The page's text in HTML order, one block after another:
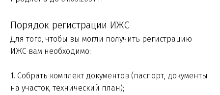
Порядок регистрации ИЖС
Для того, чтобы вы могли получить регистрацию
ИЖС вам необходимо:
1. Собрать комплект документов (паспорт, документы
на участок, технический план);